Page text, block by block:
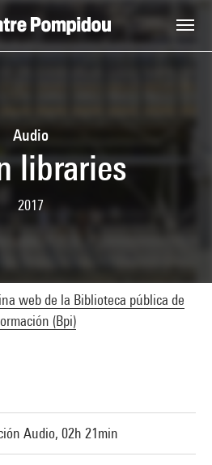
Audio
libraries
2017
web de la Biblioteca pública de
(Bpi)
Audio, 02h 21min